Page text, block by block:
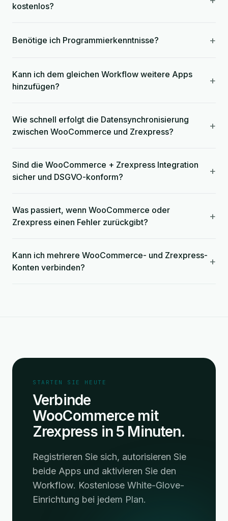
kostenlos?
Benötige ich Programmierkenntnisse? +
Kann ich dem gleichen Workflow weitere Apps
hinzufügen?
+
Wie schnell erfolgt die Datensynchronisierung
zwischen WooCommerce und Zrexpress?
+
Sind die WooCommerce + Zrexpress Integration
sicher und DSGVO-konform?
+
Was passiert, wenn WooCommerce oder
Zrexpress einen Fehler zurückgibt?
+
Kann ich mehrere WooCommerce- und Zrexpress-
Konten verbinden?
+
STARTEN SIE HEUTE
Verbinde
WooCommerce mit
Zrexpress in 5 Minuten.
Registrieren Sie sich, autorisieren Sie
beide Apps und aktivieren Sie den
Workflow. Kostenlose White-Glove-
Einrichtung bei jedem Plan.